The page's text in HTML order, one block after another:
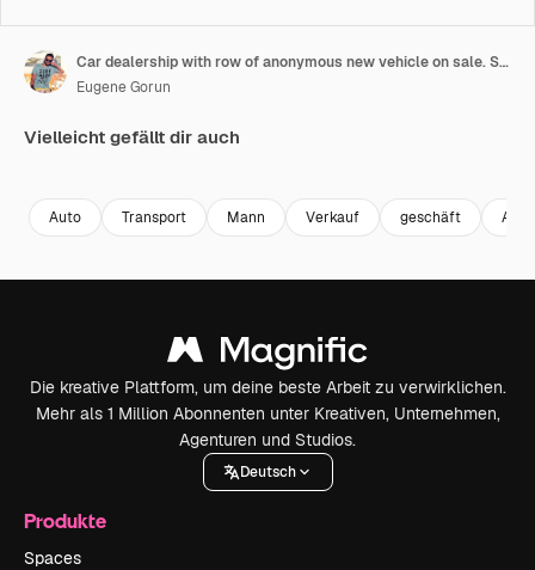
Car dealership with row of anonymous new vehicle on sale. Showroom with shiny auto. Automotive
Eugene Gorun
Vielleicht gefällt dir auch
Auto Transport Mann Verkauf geschäft
Die kreative Plattform, um deine beste Arbeit zu verwirklichen.
Mehr als 1 Million Abonnenten unter Kreativen, Unternehmen,
Agenturen und Studios.
Deutsch
Produkte
Spaces